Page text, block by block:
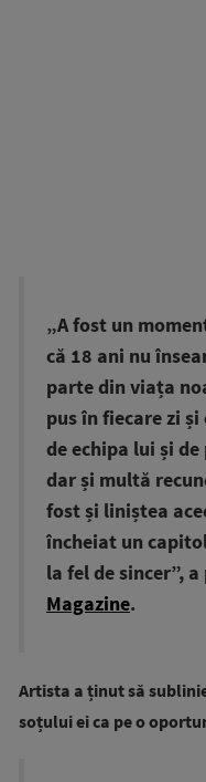
„A fost un
că 18 ani nu
parte din viața
pus în fiecare zi
de echipa lui și
dar și multă
fost și liniștea
încheiat un
la fel de sincer”,
Magazine.
Artista a ținut să
soțului ei ca pe o